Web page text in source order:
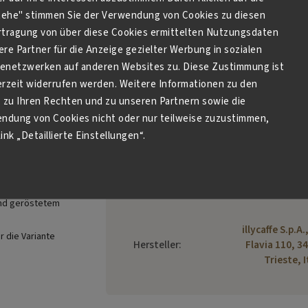
stimmen Sie der Verwendung von Cookies zu diesen
von über diese Cookies ermittelten Nutzungsdaten
Partner für die Anzeige gezielter Werbung in sozialen
auf anderen Websites zu. Diese Zustimmung ist
widerrufen werden. Weitere Informationen zu den
Ihren Rechten und zu unseren Partnern sowie die
von Cookies nicht oder nur teilweise zuzustimmen,
„Detaillierte Einstellungen“.
Stk
einem
geröstetem
die Variante
Zusätzliche Parameter
Kategorie: Illy für
Hersteller:
illycaffe
Flavia 110,
Trieste,